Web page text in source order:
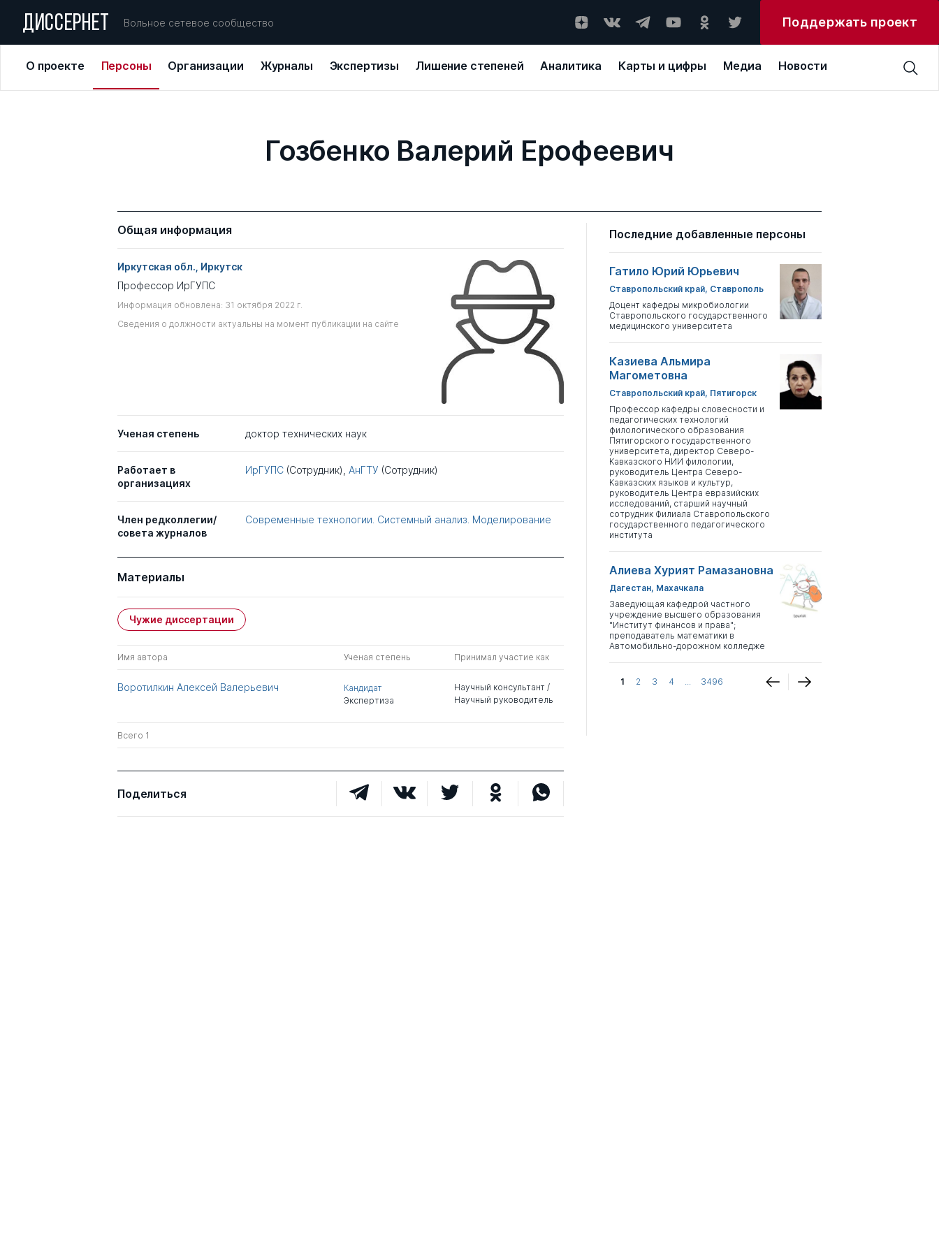
ДИССЕРНЕТ Вольное сетевое сообщество Поддержать проект
О проекте Персоны Организации Журналы Экспертизы Лишение степеней Аналитика Карты и цифры Медиа Новости
Гозбенко Валерий Ерофеевич
Общая информация
Иркутская обл., Иркутск
Профессор ИрГУПС
Информация обновлена: 31 октября 2022 г.
Сведения о должности актуальны на момент публикации на сайте
Ученая степень доктор технических наук
Работает в
организациях
ИрГУПС (Сотрудник), АнГТУ (Сотрудник)
Член редколлегии/
совета журналов
Современные технологии. Системный анализ. Моделирование
Материалы
Чужие диссертации
Имя автора Ученая степень Принимал участие как
Воротилкин Алексей Валерьевич
Кандидат
Экспертиза
Научный консультант /
Научный руководитель
Всего 1
Поделиться
Последние добавленные персоны
Гатило Юрий Юрьевич
Ставропольский край, Ставрополь
Доцент кафедры микробиологии
Ставропольского государственного
медицинского университета
Казиева Альмира
Магометовна
Ставропольский край, Пятигорск
Профессор кафедры словесности и
педагогических технологий
филологического образования
Пятигорского государственного
университета, директор Северо-
Кавказского НИИ филологии,
руководитель Центра Северо-
Кавказских языков и культур,
руководитель Центра евразийских
исследований, старший научный
сотрудник Филиала Ставропольского
государственного педагогического
института
Алиева Хурият Рамазановна
Дагестан, Махачкала
Заведующая кафедрой частного
учреждение высшего образования
"Институт финансов и права";
преподаватель математики в
Автомобильно-дорожном колледже
1 2 3 4 ... 3496